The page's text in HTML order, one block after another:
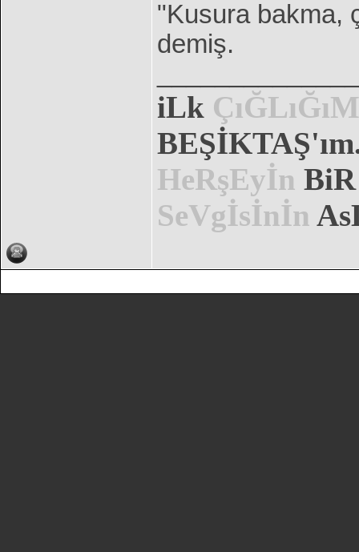
"Kusura bakma,
demiş.
iLk
HeRşEyİn
SeVgİsİnİn